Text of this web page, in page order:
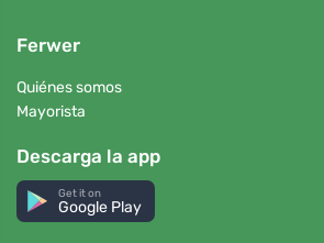
Ferwer
Quiénes somos
Mayorista
Descarga la app
Get it on
Google Play